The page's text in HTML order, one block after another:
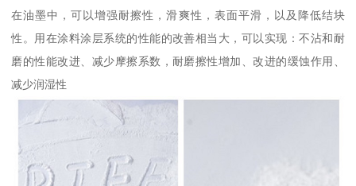
在油墨中，可以增强耐擦性，滑爽性，表面平滑，以及降低结块
性。用在涂料涂层系统的性能的改善相当大，可以实现：不沾和耐
磨的性能改进、减少摩擦系数，耐磨擦性增加、改进的缓蚀作用、
减少润湿性